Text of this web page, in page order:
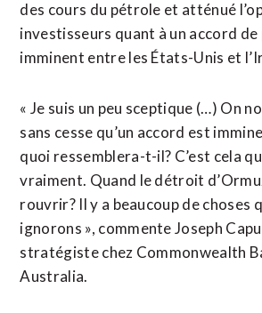
des cours du pétrole et atténué
investisseurs quant à un accord de
imminent entre les États-Unis et
« Je suis un peu sceptique (…) On
sans cesse qu’un accord est
quoi ressemblera-t-il? C’est cela
vraiment. Quand le détroit
rouvrir? Il y a beaucoup de choses
ignorons », commente Joseph
stratégiste chez Commonwealth
Australia.